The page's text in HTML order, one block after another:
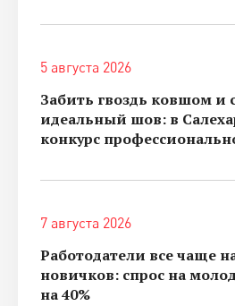
5 августа 2026
Забить гвоздь ковшом и
идеальный шов: в
конкурс
7 августа 2026
Работодатели все чаще
новичков: спрос на
на 40%